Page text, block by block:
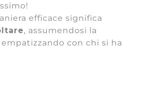
efficace significa
, assumendosi la
con chi si ha